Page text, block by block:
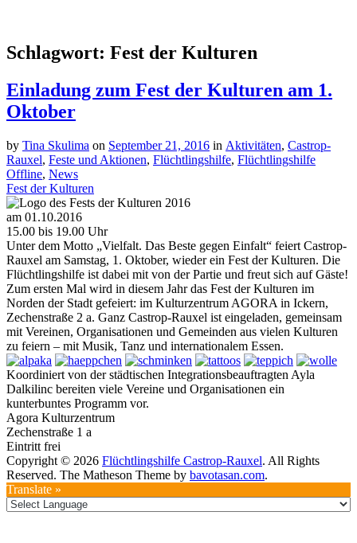
Schlagwort: Fest der Kulturen
Einladung zum Fest der Kulturen am 1.
Oktober
by Tina Skulima on September 21, 2016 in Aktivitäten, Castrop-
Rauxel, Feste und Aktionen, Flüchtlingshilfe, Flüchtlingshilfe
Offline, News
Fest der Kulturen
am 01.10.2016
15.00 bis 19.00 Uhr
Unter dem Motto „Vielfalt. Das Beste gegen Einfalt“ feiert Castrop-
Rauxel am Samstag, 1. Oktober, wieder ein Fest der Kulturen. Die
Flüchtlingshilfe ist dabei mit von der Partie und freut sich auf Gäste!
Zum ersten Mal wird in diesem Jahr das Fest der Kulturen im
Norden der Stadt gefeiert: im Kulturzentrum AGORA in Ickern,
Zechenstraße 2 a. Ganz Castrop-Rauxel ist eingeladen, gemeinsam
mit Vereinen, Organisationen und Gemeinden aus vielen Kulturen
zu feiern – mit Musik, Tanz und internationalem Essen.
Koordiniert von der städtischen Integrationsbeauftragten Ayla
Dalkilinc bereiten viele Vereine und Organisationen ein
kunterbuntes Programm vor.
Agora Kulturzentrum
Zechenstraße 1 a
Eintritt frei
Copyright © 2026 Flüchtlingshilfe Castrop-Rauxel. All Rights
Reserved. The Matheson Theme by bavotasan.com.
Translate »